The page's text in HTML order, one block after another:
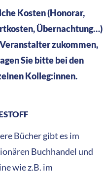
Kosten (Honorar,
Übernachtung…)
zukommen,
Sie bitte bei den
Kolleg:innen.
Bücher gibt es im
Buchhandel und
wie z.B. im